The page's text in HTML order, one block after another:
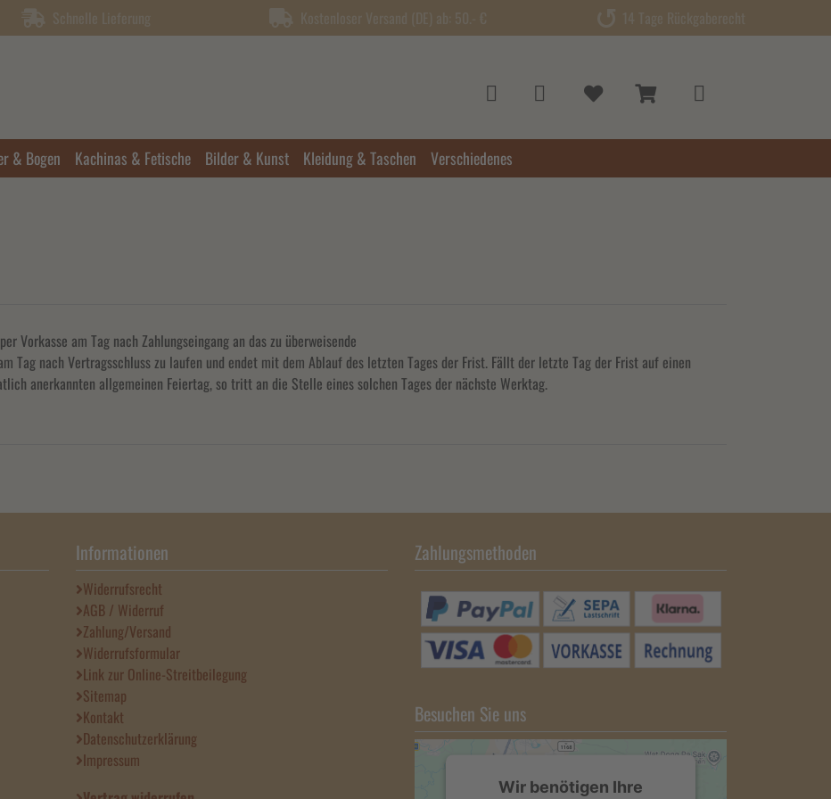
& Bogen Kachinas & Fetische Bilder & Kunst Kleidung & Taschen Verschiedenes
Vorkasse am Tag nach Zahlungseingang an das zu überweisende
Tag nach Vertragsschluss zu laufen und endet mit dem Ablauf des letzten Tages der Frist. Fällt der letzte Tag der Frist auf einen
anerkannten allgemeinen Feiertag, so tritt an die Stelle eines solchen Tages der nächste Werktag.
Informationen
Widerrufsrecht
AGB / Widerruf
Zahlung/Versand
Widerrufsformular
Link zur Online-Streitbeilegung
Sitemap
Kontakt
Datenschutzerklärung
Impressum
Zahlungsmethoden
Besuchen Sie uns
Wir benötigen Ihre